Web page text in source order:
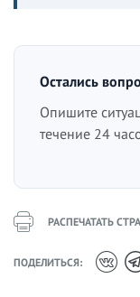
Остались
Опишите
течение 24
РАСПЕЧАТАТЬ
ПОДЕЛИТЬСЯ: